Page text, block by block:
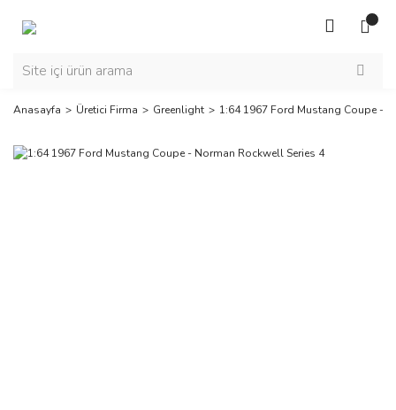
Anasayfa Üretici Firma Greenlight 1:64 1967 Ford Mustang Coupe -